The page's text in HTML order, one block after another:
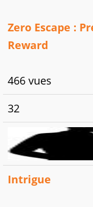
Zero Escape :
Reward
466 vues
32
Intrigue